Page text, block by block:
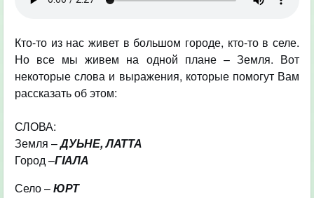
Кто-то из нас живет в большом городе, кто-то в селе.
Но все мы живем на одной плане – Земля. Вот
некоторые слова и выражения, которые помогут Вам
рассказать об этом:
СЛОВА:
Земля –ДУЬНЕ, ЛАТТА
Город –ГIАЛА
Село –ЮРТ